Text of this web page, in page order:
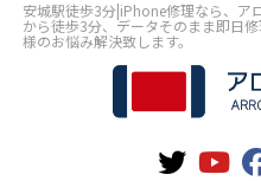
安城駅徒歩3分|iPhone修理なら、ア
から徒歩3分、データそのまま即日
様のお悩み解決致します。